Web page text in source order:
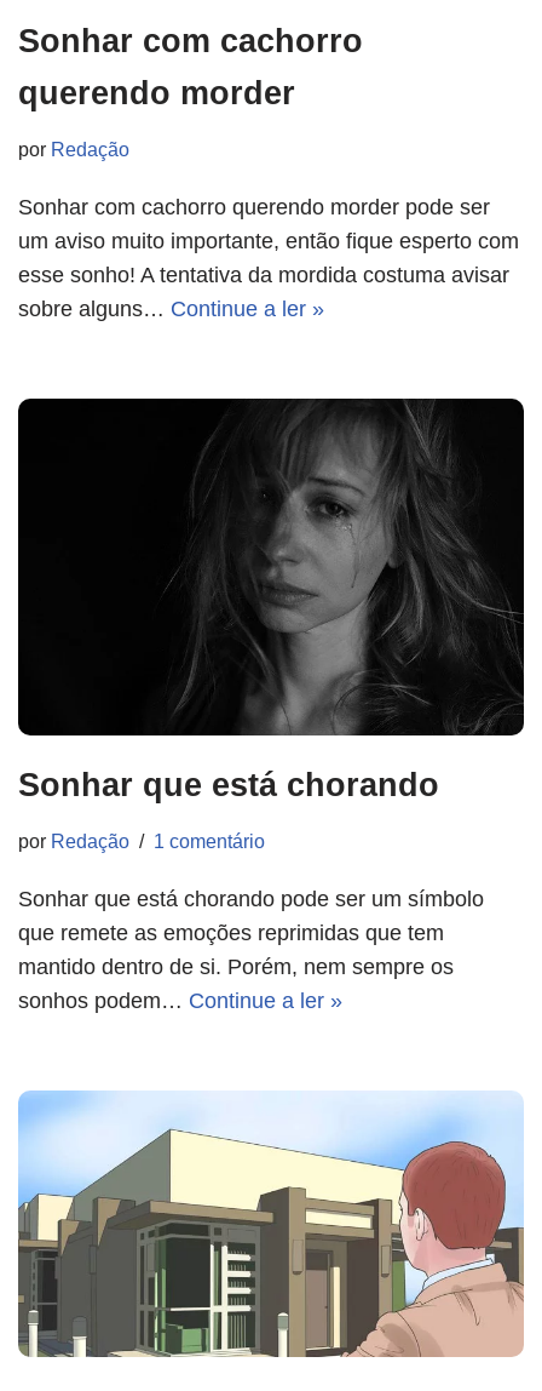
Sonhar com cachorro
querendo morder
por Redação
Sonhar com cachorro querendo morder pode ser
um aviso muito importante, então fique esperto com
esse sonho! A tentativa da mordida costuma avisar
sobre alguns… Continue a ler »
Sonhar que está chorando
por Redação 1 comentário
Sonhar que está chorando pode ser um símbolo
que remete as emoções reprimidas que tem
mantido dentro de si. Porém, nem sempre os
sonhos podem… Continue a ler »